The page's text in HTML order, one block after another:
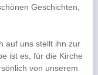
Geschichten,
auf uns stellt ihn zur
ist es, für die Kirche
von unserem